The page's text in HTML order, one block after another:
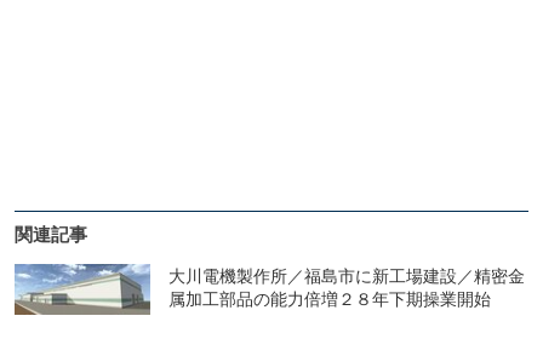
関連記事
大川電機製作所／福島市に新工場建設／精密金
属加工部品の能力倍増２８年下期操業開始